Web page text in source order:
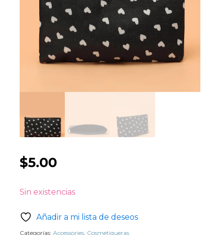
$5.00
Sin existencias
Añadir a mi lista de deseos
Categorías: Accessories, Cosmetiqueras